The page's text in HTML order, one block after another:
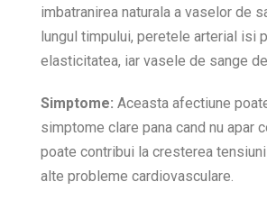
imbatranirea naturala a vaselor de
lungul timpului, peretele arterial isi
elasticitatea, iar vasele de sange
Simptome: Aceasta afectiune
simptome clare pana cand nu apar
poate contribui la cresterea
alte probleme cardiovasculare.